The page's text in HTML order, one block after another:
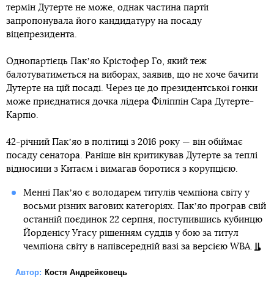
термін Дутерте не може, однак частина партії
запропонувала його кандидатуру на посаду
віцепрезидента.
Однопартієць Пакʼяо Крістофер Го, який теж
балотуватиметься на виборах, заявив, що не хоче бачити
Дутерте на цій посаді. Через це до президентської гонки
може приєднатися дочка лідера Філіппін Сара Дутерте-
Карпіо.
42-річний Пакʼяо в політиці з 2016 року — він обіймає
посаду сенатора. Раніше він критикував Дутерте за теплі
відносини з Китаєм і вимагав боротися з корупцією.
Менні Пакʼяо є володарем титулів чемпіона світу у
восьми різних вагових категоріях. Пакʼяо програв свій
останній поєдинок 22 серпня, поступившись кубинцю
Йорденісу Угасу рішенням суддів у бою за титул
чемпіона світу в напівсередній вазі за версією WBA.
Автор: Костя Андрейковець